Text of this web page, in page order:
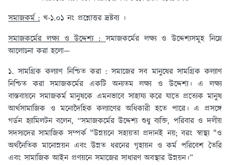
সমাজকর্ম : খ-১.০১ নং প্রশ্নোত্তর দ্রষ্টব্য ।
সমাজকর্মের লক্ষ্য ও উদ্দেশ্য :সমাজকর্মের লক্ষ্য ও উদ্দেশ্যসমূহ নিম্নে
আলোচনা করা হলো—
১. সামগ্রিক কল্যাণ নিশ্চিত করা : সমাজের সব মানুষের সামগ্রিক কল্যাণ
নিশ্চিত করা সমাজকর্মের একটি অন্যতম লক্ষ্য ও উদ্দেশ্য। এ লক্ষ্য
বাস্তবায়নে সমাজকর্ম মানুষকে এমনভাবে সাহায্য করে যাতে প্রত্যেক মানুষ
আর্থসামাজিক ও মনোদৈহিক কল্যাণের অধিকারী হতে পারে। এ প্রসঙ্গে
গর্ডন হ্যামিলটন বলেন, “সমাজকর্মের উদ্দেশ্য শুধু ব্যক্তি, পরিবার ও দলীয়
সদস্যদের সামাজিক সম্পর্ক "উন্নয়নে সহায়তা প্রদানই নয়; বরং স্বাস্থ্য "ও
অর্থনৈতিক মানোন্নয়ন এবং উন্নত ধরনের গৃহায়ন ও কর্ম পরিবেশ তৈরি
এবং সামাজিক আইন প্রণয়নে সমাজের সাধারণ অবস্থার উন্নয়ন।”